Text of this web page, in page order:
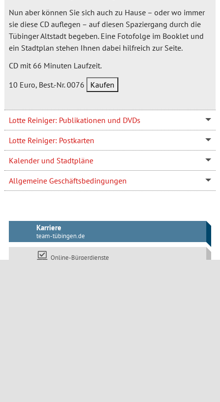
Nun aber können Sie sich auch zu Hause – oder wo immer
sie diese CD auflegen – auf diesen Spaziergang durch die
Tübinger Altstadt begeben. Eine Fotofolge im Booklet und
ein Stadtplan stehen Ihnen dabei hilfreich zur Seite.
CD mit 66 Minuten Laufzeit.
10 Euro, Best.-Nr. 0076
Lotte Reiniger: Publikationen und DVDs
Lotte Reiniger: Postkarten
Kalender und Stadtpläne
Allgemeine Geschäftsbedingungen
Karriere
team-tübingen.de
Online-Bürgerdienste